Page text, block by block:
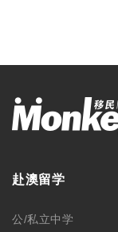
赴澳留学
公/私立中学